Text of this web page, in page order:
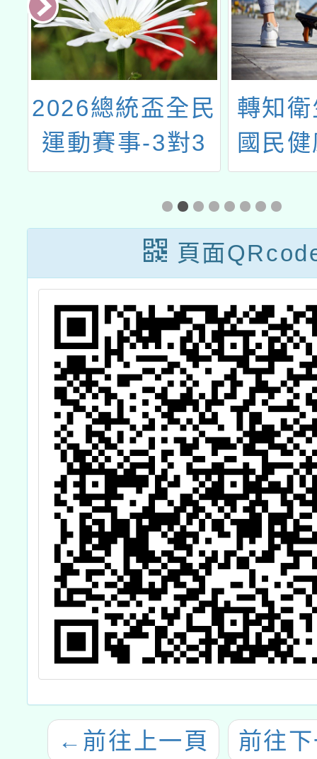
轉知衛生福利部
國民健康署「柚
子醫師倡議兒童
健康體位(完整
版)」及「柚子醫
師倡議兒童健康
體位(精華版)」
影片2支
暑假
頁面
← 前往上一頁 前往